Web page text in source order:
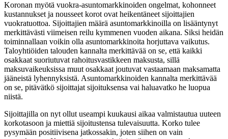
Koronan myötä vuokra-asuntomarkkinoiden ongelmat, kohonneet
kustannukset ja nousseet korot ovat heikentäneet sijoittajien
vuokratuottoa. Sijoittajien määrä asuntomarkkinoilla on lisääntynyt
merkittävästi viimeisen reilu kymmenen vuoden aikana. Siksi heidän
toiminnallaan voikin olla asuntomarkkinoita horjuttava vaikutus.
Taloyhtiöiden talouden kannalta merkittävää on se, että kaikki
osakkaat suoriutuvat rahoitusvastikkeen maksusta, sillä
maksuvaikeuksissa muut osakkaat joutuvat vastaamaan maksamatta
jääneistä lyhennyksistä. Asuntomarkkinoiden kannalta merkittävää
on se, pitävätkö sijoittajat sijoituksensa vai haluavatko he luopua
niistä.
Sijoittajilla on nyt ollut useampi kuukausi aikaa valmistautua uuteen
korkotasoon ja miettiä sijoitustensa tulevaisuutta. Korko tulee
pysymään positiivisena jatkossakin, joten siihen on vain